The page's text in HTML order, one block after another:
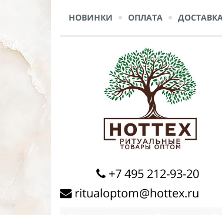
НОВИНКИ ОПЛАТА
+7 495 212-93-20
ritualoptom@hottex.ru